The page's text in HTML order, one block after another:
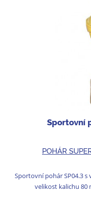
Sportovní
POHÁR
Sportovní pohár SP04.3 s
velikost kalichu 80